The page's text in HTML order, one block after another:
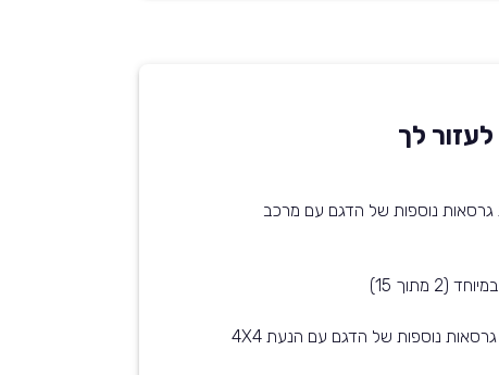
לך
גרסאות נוספות של הדגם עם מרכב
מתוך 15)